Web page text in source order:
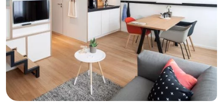
Bed
(&
breakfasts)
Campings
Hotels
Vakantiehuizen
-